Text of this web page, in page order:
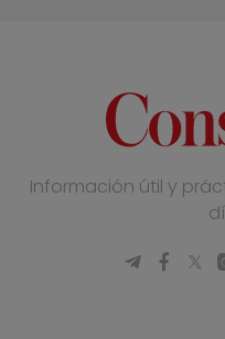
Información útil y